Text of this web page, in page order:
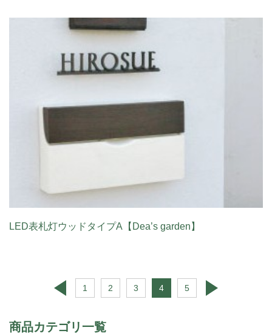
LED表札灯ウッドタイプA【Dea’s garden】
1 2 3 4 5
商品カテゴリ一覧